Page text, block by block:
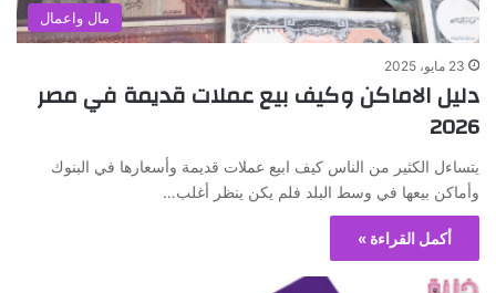
مال واعمال
23 مايو، 2025
دليل الاماكن وكيف بيع عملات قديمة في مصر
2026
يتساءل الكثير من الناس كيف ابيع عملات قديمة وأسعارها في البنوك
وأماكن بيعها في وسط البلد فلم يكن ينظر أغلب…
أكمل القراءة »